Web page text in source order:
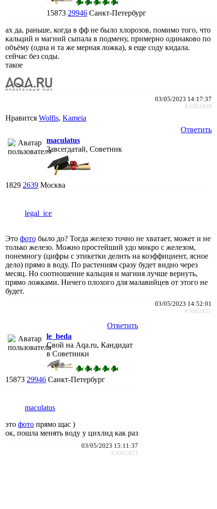
15873 29946 Санкт-Петербург
ах да, раньше, когда в фф не было хлорозов, помимо того, что
кальций и магний сыпала в подмену, примерно одинаково по
объёму (одна и та же мерная ложка), я еще соду кидала.
сейчас без соды.
такое
03/05/2023 14:17:37
#3082408
Нравится Wolfis, Kameia
Ответить
maculatus
Завсегдатай, Советник
1829 2639 Москва
legal_ice
Это фото было до? Тогда железо точно не хватает, может и не
только железо. Можно простейший удо микро с железом,
понемногу (цифры с этикетки делить на коэффициент, ясное
дело) прямо в воду. По растениям сразу будет видно через
месяц. Но соотношение кальция и магния лучше вернуть,
прямо ложками. Ничего плохого для малавийцев от этого не
будет.
03/05/2023 14:52:01
#3082421
Ответить
le_beda
Свой на Aqa.ru, Кандидат
в Советники
15873 29946 Санкт-Петербург
maculatus
это фото прямо щас )
ок, пошла менять воду у цихлид как раз
03/05/2023 15:11:37
#3082423